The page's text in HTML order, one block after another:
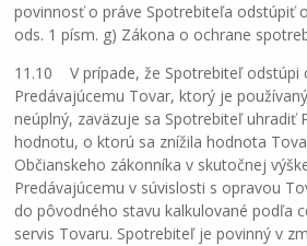
povinnosť o práve Spotrebiteľa odstúpiť
ods. 1 písm. g) Zákona o ochrane
11.10 V prípade, že Spotrebiteľ odstúpi
Predávajúcemu Tovar, ktorý je
neúplný, zaväzuje sa Spotrebiteľ uhradiť
hodnotu, o ktorú sa znížila hodnota
Občianskeho zákonníka v skutočnej
Predávajúcemu v súvislosti s opravou
do pôvodného stavu kalkulované podľa
servis Tovaru. Spotrebiteľ je povinný v